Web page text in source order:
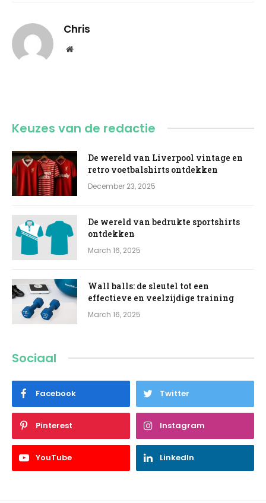
Chris
Website
Keuzes van de redactie
De wereld van Liverpool vintage en
retro voetbalshirts ontdekken
December 23, 2025
De wereld van bedrukte sportshirts
ontdekken
March 16, 2025
Wall balls: de sleutel tot een
effectieve en veelzijdige training
March 16, 2025
Sociaal
Facebook Twitter
Pinterest Instagram
YouTube LinkedIn